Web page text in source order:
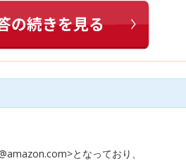
となっており、